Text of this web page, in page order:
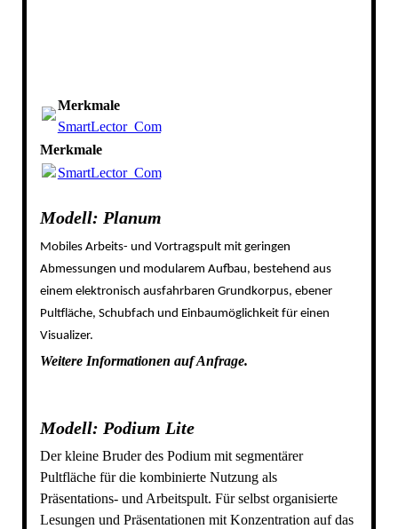
Merkmale
SmartLector_Compact.pdf
Merkmale
SmartLector_Compact.pdf
Modell: Planum
Mobiles Arbeits- und Vortragspult mit geringen
Abmessungen und modularem Aufbau, bestehend aus
einem elektronisch ausfahrbaren Grundkorpus, ebener
Pultfläche, Schubfach und Einbaumöglichkeit für einen
Visualizer.
Weitere Informationen auf Anfrage.
Modell: Podium Lite
Der kleine Bruder des Podium mit segmentärer
Pultfläche für die kombinierte Nutzung als
Präsentations- und Arbeitspult. Für selbst organisierte
Lesungen und Präsentationen mit Konzentration auf das